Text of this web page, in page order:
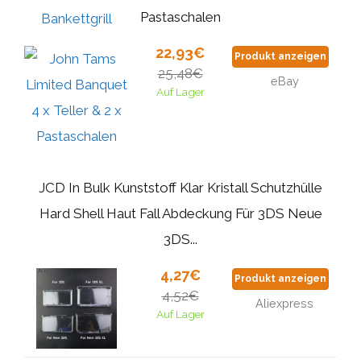
Pastaschalen
22,93€
25,48€
Auf Lager
Produkt anzeigen
eBay
JCD In Bulk Kunststoff Klar Kristall Schutzhülle
Hard Shell Haut Fall Abdeckung Für 3DS Neue
3DS...
4,27€
4,52€
Auf Lager
Produkt anzeigen
Aliexpress